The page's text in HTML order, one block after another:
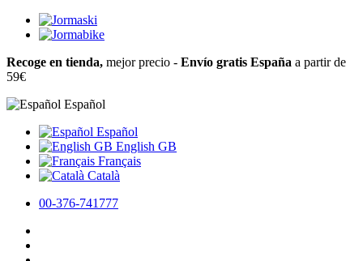
Recoge en tienda, mejor precio - Envío gratis España a partir de
59€
Español
Español
English GB
Français
Català
00-376-741777